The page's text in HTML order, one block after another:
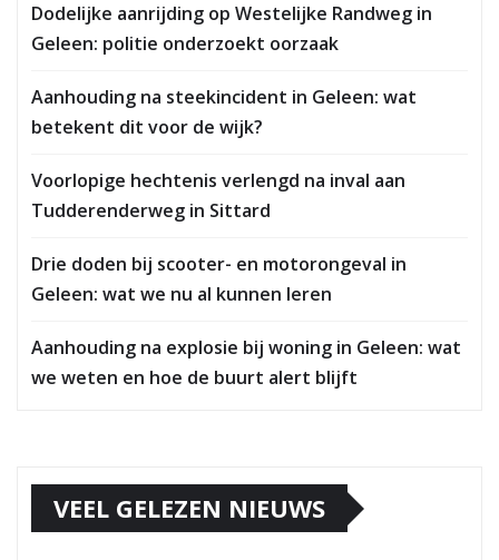
Dodelijke aanrijding op Westelijke Randweg in
Geleen: politie onderzoekt oorzaak
Aanhouding na steekincident in Geleen: wat
betekent dit voor de wijk?
Voorlopige hechtenis verlengd na inval aan
Tudderenderweg in Sittard
Drie doden bij scooter- en motorongeval in
Geleen: wat we nu al kunnen leren
Aanhouding na explosie bij woning in Geleen: wat
we weten en hoe de buurt alert blijft
VEEL GELEZEN NIEUWS